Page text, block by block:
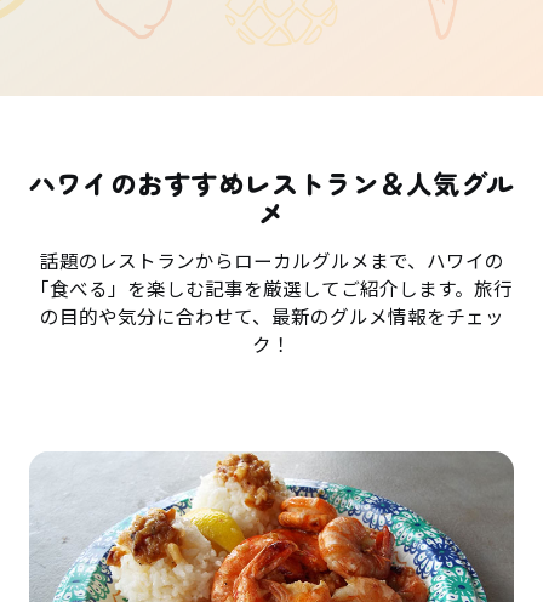
ハワイのおすすめレストラン＆人気グル
メ
話題のレストランからローカルグルメまで、ハワイの
「食べる」を楽しむ記事を厳選してご紹介します。旅行
の目的や気分に合わせて、最新のグルメ情報をチェッ
ク！